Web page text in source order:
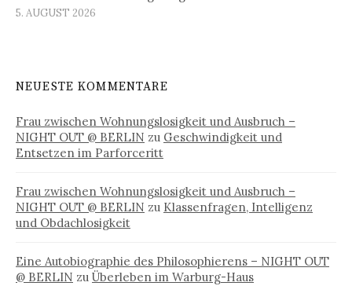
5. AUGUST 2026
NEUESTE KOMMENTARE
Frau zwischen Wohnungslosigkeit und Ausbruch –
NIGHT OUT @ BERLIN zu Geschwindigkeit und
Entsetzen im Parforceritt
Frau zwischen Wohnungslosigkeit und Ausbruch –
NIGHT OUT @ BERLIN zu Klassenfragen, Intelligenz
und Obdachlosigkeit
Eine Autobiographie des Philosophierens – NIGHT OUT
@ BERLIN zu Überleben im Warburg-Haus